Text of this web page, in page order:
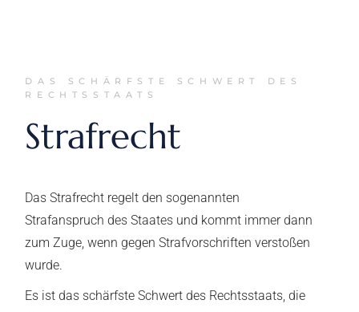
DAS SCHÄRFSTE SCHWERT DES
RECHTSSTAATS
Strafrecht
Das Strafrecht regelt den sogenannten
Strafanspruch des Staates und kommt immer dann
zum Zuge, wenn gegen Strafvorschriften verstoßen
wurde.
Es ist das schärfste Schwert des Rechtsstaats, die